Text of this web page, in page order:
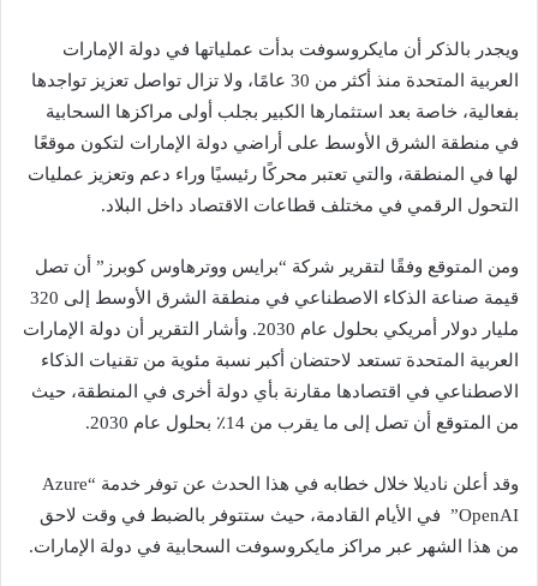
ويجدر بالذكر أن مايكروسوفت بدأت عملياتها في دولة الإمارات
العربية المتحدة منذ أكثر من 30 عامًا، ولا تزال تواصل تعزيز تواجدها
بفعالية، خاصة بعد استثمارها الكبير بجلب أولى مراكزها السحابية
في منطقة الشرق الأوسط على أراضي دولة الإمارات لتكون موقعًا
لها في المنطقة، والتي تعتبر محركًا رئيسيًا وراء دعم وتعزيز عمليات
التحول الرقمي في مختلف قطاعات الاقتصاد داخل البلاد.
ومن المتوقع وفقًا لتقرير شركة “برايس ووترهاوس كوبرز” أن تصل
قيمة صناعة الذكاء الاصطناعي في منطقة الشرق الأوسط إلى 320
مليار دولار أمريكي بحلول عام 2030. وأشار التقرير أن دولة الإمارات
العربية المتحدة تستعد لاحتضان أكبر نسبة مئوية من تقنيات الذكاء
الاصطناعي في اقتصادها مقارنة بأي دولة أخرى في المنطقة، حيث
من المتوقع أن تصل إلى ما يقرب من 14٪ بحلول عام 2030.
وقد أعلن ناديلا خلال خطابه في هذا الحدث عن توفر خدمة “Azure
OpenAI” في الأيام القادمة، حيث ستتوفر بالضبط في وقت لاحق
من هذا الشهر عبر مراكز مايكروسوفت السحابية في دولة الإمارات.